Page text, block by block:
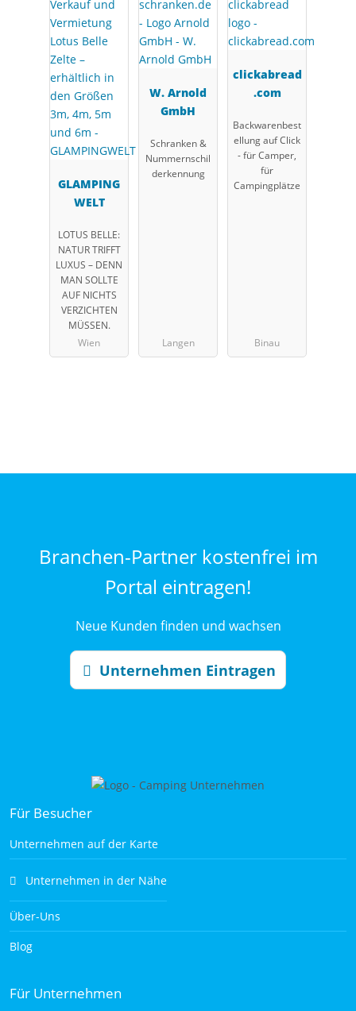
GLAMPING
WELT
LOTUS BELLE:
NATUR TRIFFT
LUXUS – DENN
MAN SOLLTE
AUF NICHTS
VERZICHTEN
MÜSSEN.
Wien
W. Arnold
GmbH
Schranken &
Nummernschil
derkennung
Langen
clickabread
.com
Backwarenbest
ellung auf Click
- für Camper,
für
Campingplätze
Binau
Branchen-Partner kostenfrei im
Portal eintragen!
Neue Kunden finden und wachsen
Unternehmen Eintragen
Für Besucher
Unternehmen auf der Karte
Unternehmen in der Nähe
Über-Uns
Blog
Für Unternehmen